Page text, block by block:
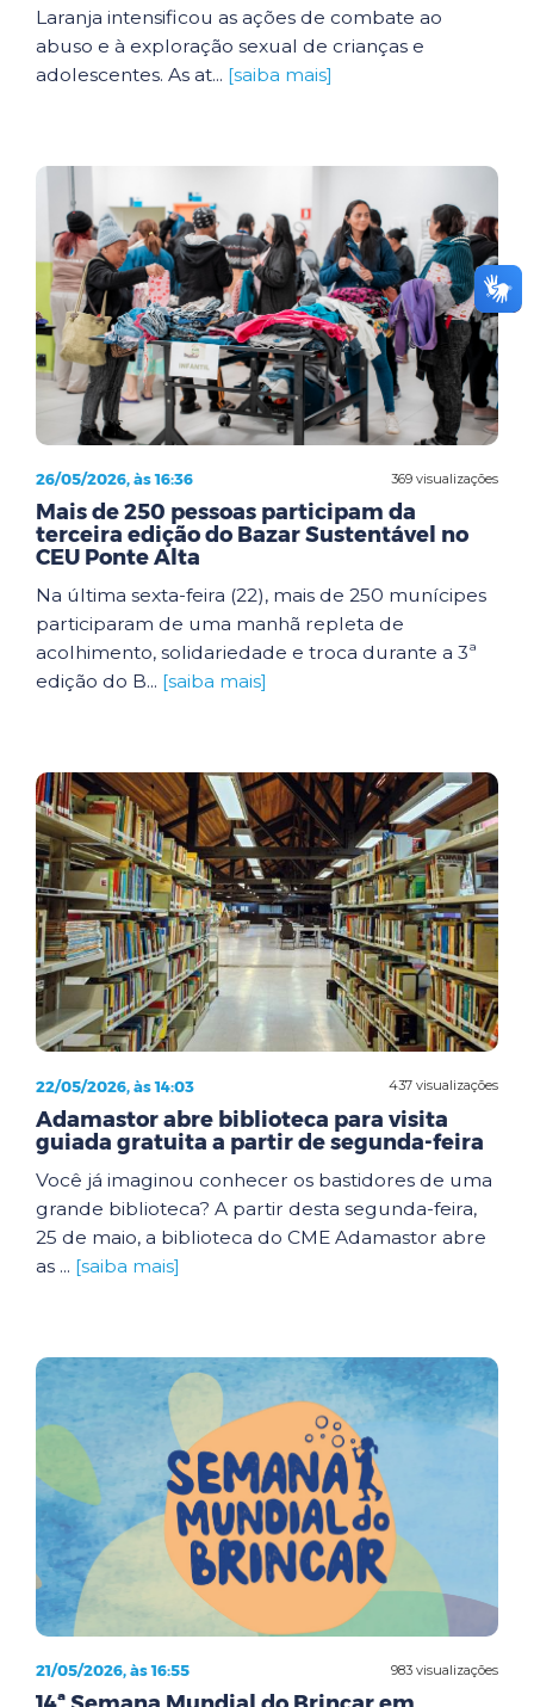
Laranja intensificou as ações de combate ao
abuso e à exploração sexual de crianças e
adolescentes. As at... [saiba mais]
369 visualizações
26/05/2026, às 16:36
Mais de 250 pessoas participam da
terceira edição do Bazar Sustentável no
CEU Ponte Alta
Na última sexta-feira (22), mais de 250 munícipes
participaram de uma manhã repleta de
acolhimento, solidariedade e troca durante a 3ª
edição do B... [saiba mais]
437 visualizações
22/05/2026, às 14:03
Adamastor abre biblioteca para visita
guiada gratuita a partir de segunda-feira
Você já imaginou conhecer os bastidores de uma
grande biblioteca? A partir desta segunda-feira,
25 de maio, a biblioteca do CME Adamastor abre
as ... [saiba mais]
983 visualizações
21/05/2026, às 16:55